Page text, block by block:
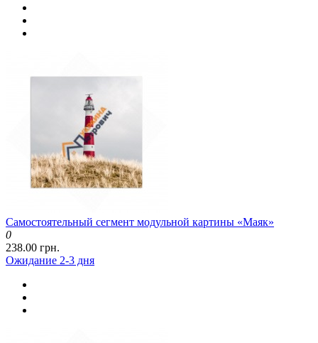
Самостоятельный сегмент модульной картины «Маяк»
0
238.00 грн.
Ожидание 2-3 дня